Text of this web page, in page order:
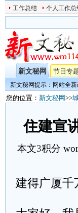
工作总结 个人工作总
新文秘网 节日专
新文秘网提示：网站全
您的位置： 新文秘网>>
住建宣
本文3积分
建得广厦千